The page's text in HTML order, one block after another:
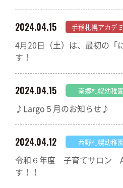
2024.04.15 手稲札幌アカデ
4月20日（土）は、最初の「
す！
2024.04.15 南郷札幌幼稚園
♪Largo５月のお知らせ♪
2024.04.12 西野札幌幼稚園
令和６年度 子育てサロン
す！！